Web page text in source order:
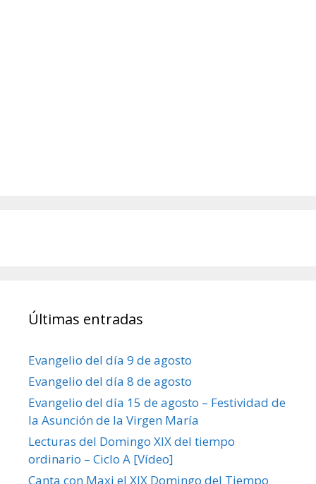
Últimas entradas
Evangelio del día 9 de agosto
Evangelio del día 8 de agosto
Evangelio del día 15 de agosto – Festividad de
la Asunción de la Virgen María
Lecturas del Domingo XIX del tiempo
ordinario – Ciclo A [Vídeo]
Canta con Maxi el XIX Domingo del Tiempo